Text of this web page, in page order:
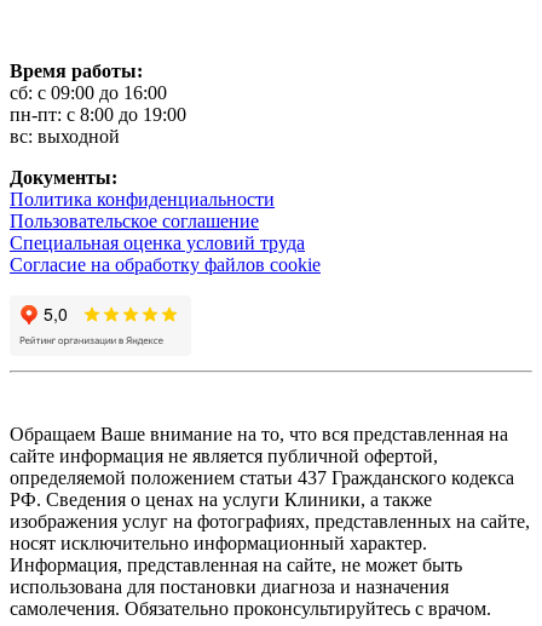
Время работы:
сб: с 09:00 до 16:00
пн-пт: с 8:00 до 19:00
вс: выходной
Документы:
Политика конфиденциальности
Пользовательское соглашение
Специальная оценка условий труда
Согласие на обработку файлов cookie
Обращаем Ваше внимание на то, что вся представленная на
сайте информация не является публичной офертой,
определяемой положением статьи 437 Гражданского кодекса
РФ. Сведения о ценах на услуги Клиники, а также
изображения услуг на фотографиях, представленных на сайте,
носят исключительно информационный характер.
Информация, представленная на сайте, не может быть
использована для постановки диагноза и назначения
самолечения. Обязательно проконсультируйтесь с врачом.